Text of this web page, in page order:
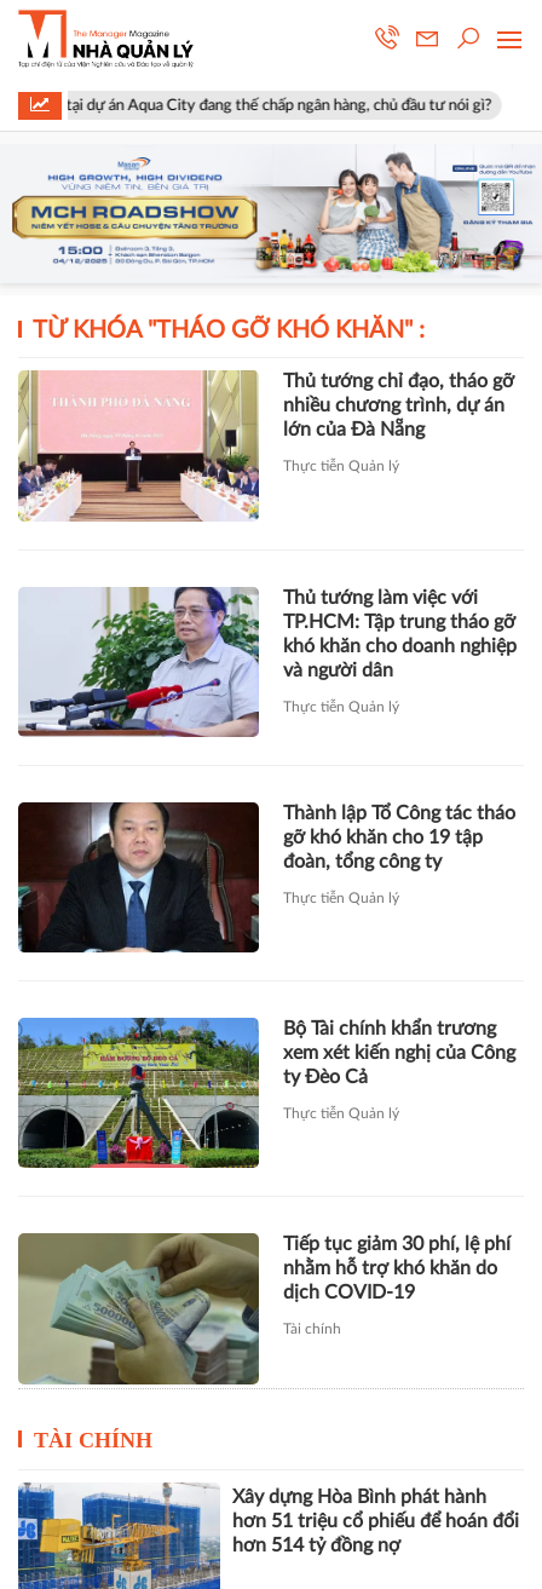
tại dự án Aqua City đang thế chấp ngân hàng, chủ đầu tư nói gì?
TỪ KHÓA " THÁO GỠ KHÓ KHĂN" :
Thủ tướng chỉ đạo, tháo gỡ
nhiều chương trình, dự án
lớn của Đà Nẵng
Thủ tướng làm việc với
TP.HCM: Tập trung tháo gỡ
Thành lập Tổ Công tác tháo
gỡ khó khăn cho 19 tập
đoàn, tổng công ty
Bộ Tài chính khẩn trương
xem xét kiến nghị của Công
Tiếp tục giảm 30 phí, lệ phí
nhằm hỗ trợ khó khăn do
TÀI CHÍNH
Xây dựng Hòa Bình phát hành
hơn 51 triệu cổ phiếu để hoán đổi
hơn 514 tỷ đồng nợ
Novaland báo lãi 912 tỷ đồng,
khoản thu tài chính hơn 1.700 tỷ
đồng trở thành điểm tựa lợi